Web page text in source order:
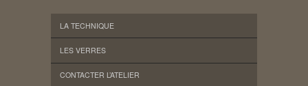
LA TECHNIQUE
LES VERRES
CONTACTER L’ATELIER